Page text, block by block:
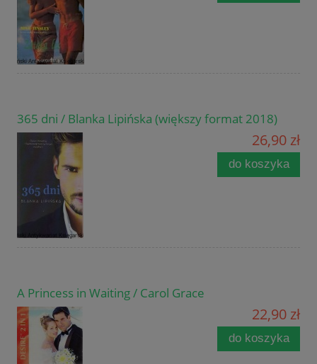
365 dni / Blanka Lipińska (większy format 2018)
26,90 zł
do koszyka
A Princess in Waiting / Carol Grace
22,90 zł
do koszyka